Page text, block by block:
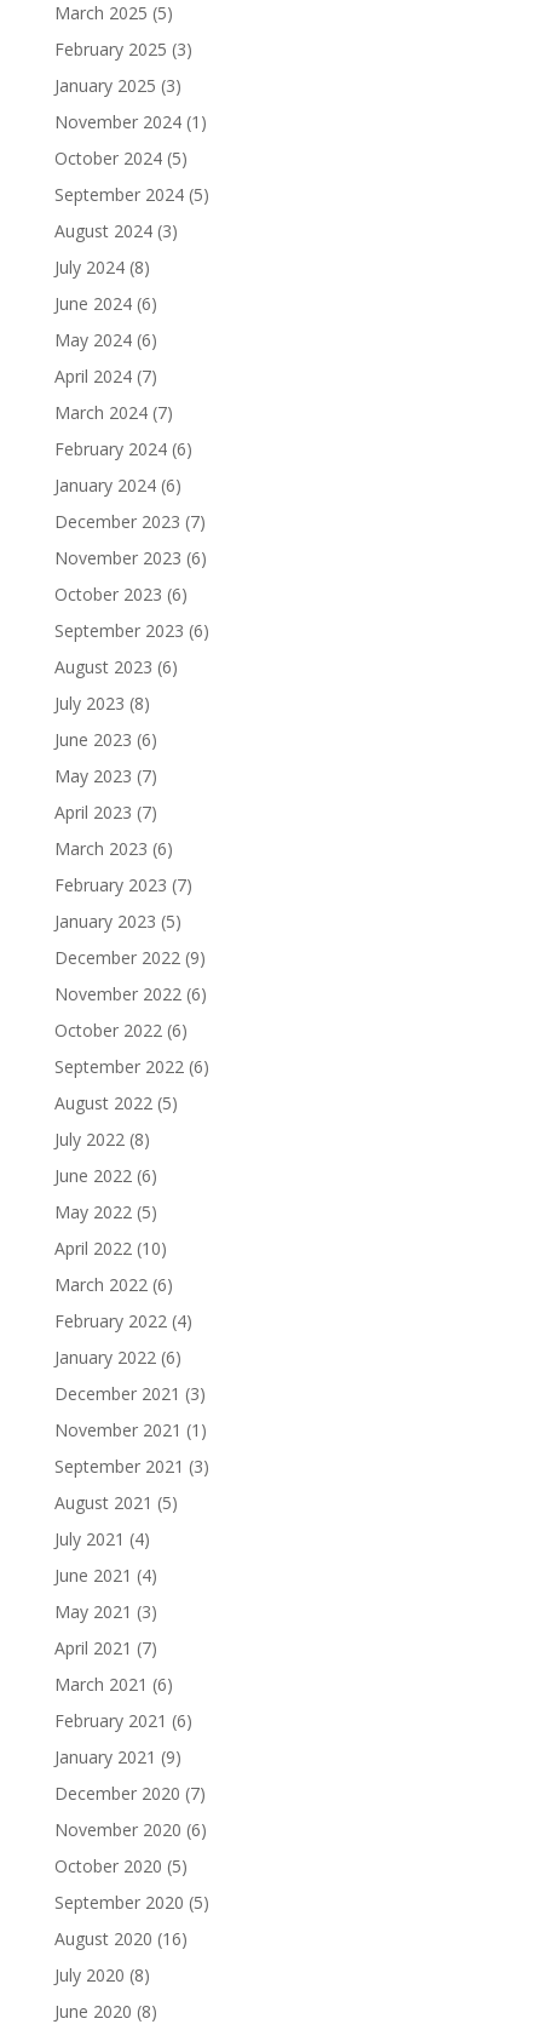
March 2025 (5)
February 2025 (3)
January 2025 (3)
November 2024(1)
October 2024(5)
September 2024(5)
August 2024(3)
July 2024(8)
June 2024(6)
May 2024(6)
April 2024(7)
March 2024(7)
February 2024(6)
January 2024(6)
December 2023 (7)
November 2023 (6)
October 2023 (6)
September 2023 (6)
August 2023 (6)
July 2023 (8)
June 2023 (6)
May 2023 (7)
April 2023 (7)
March 2023 (6)
February 2023 (7)
January 2023 (5)
December 2022(9)
November 2022(6)
October 2022(6)
September 2022(6)
August 2022(5)
July 2022(8)
June 2022(6)
May 2022(5)
April 2022(10)
March 2022(6)
February 2022(4)
January 2022(6)
December 2021 (3)
November 2021 (1)
September 2021 (3)
August 2021 (5)
July 2021 (4)
June 2021 (4)
May 2021 (3)
April 2021 (7)
March 2021 (6)
February 2021 (6)
January 2021 (9)
December 2020 (7)
November 2020 (6)
October 2020 (5)
September 2020 (5)
August 2020 (16)
July 2020 (8)
June 2020 (8)